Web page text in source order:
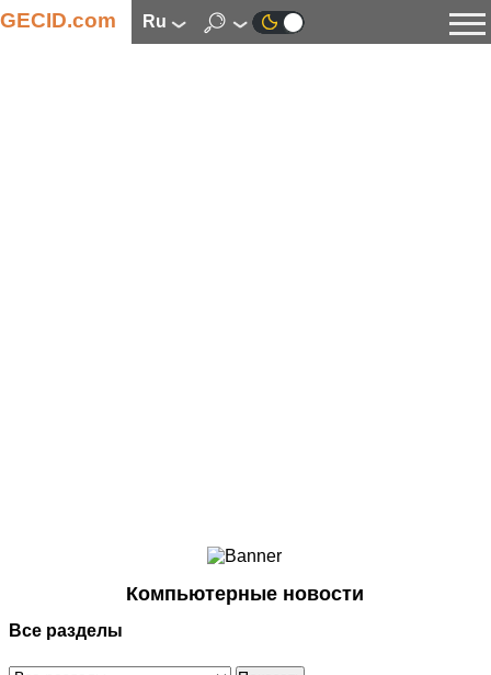
GECID.com ru
Смартфоны
Периферия
Программное обеспечение
Компьютерные новости
Все разделы